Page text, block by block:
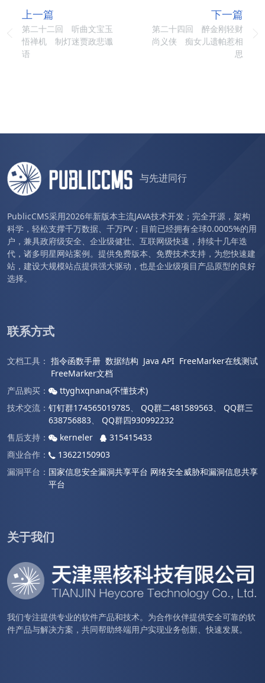
上一篇
第二十二回 听曲文宝玉
悟禅机 制灯迷贾政悲谶
语
下一篇
第二十四回 醉金刚轻财
尚义侠 痴女儿遗帕惹相
思
与先进同行
PublicCMS采用2026年新版本主流JAVA技术开发；完全开源，架构
科学，轻松支撑千万数据、千万PV；目前已经拥有全球0.0005%的用
户，兼具政府级安全、企业级健壮、互联网级快速，持续十几年迭
代，诸多明星网站案例。提供免费版本、免费技术支持，为您快速建
站，建设大规模站点提供强大驱动，也是企业级项目产品原型的良好
选择。
联系方式
文档工具： 指令函数手册 数据结构 Java API FreeMarker在线测试
FreeMarker文档
产品购买：
ttyghxqnana(不懂技术)
技术交流： 钉钉群174565019785、 QQ群二481589563、 QQ群三
638756883、 QQ群四930992232
售后支持：
kerneler
315415433
商业合作：
13622150903
漏洞平台： 国家信息安全漏洞共享平台 网络安全威胁和漏洞信息共享
平台
关于我们
我们专注提供专业的软件产品和技术。为合作伙伴提供安全可靠的软
件产品与解决方案，共同帮助终端用户实现业务创新、快速发展。